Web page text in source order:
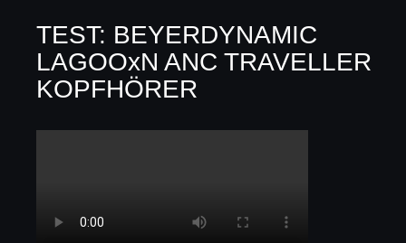
TEST: BEYERDYNAMIC
LAGOOxN ANC TRAVELLER
KOPFHÖRER